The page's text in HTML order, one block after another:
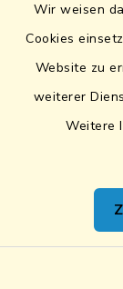
Wir weisen
Cookies
Website zu
weiterer
Weitere